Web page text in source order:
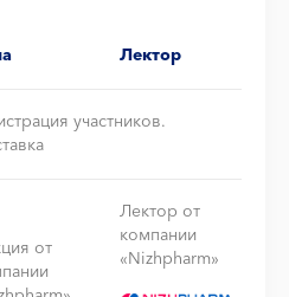
Лектор
участников.
от
Лектор от
компании
«Nizhpharm»